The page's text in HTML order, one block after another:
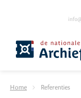
Home Referenties